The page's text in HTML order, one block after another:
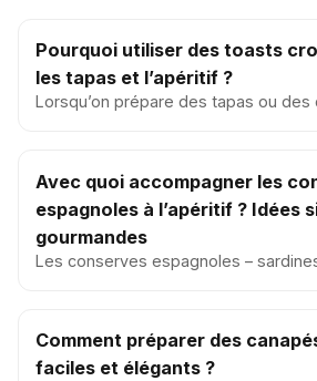
Pourquoi utiliser des toasts
les tapas et l’apéritif ?
Lorsqu’on prépare des tapas ou
Avec quoi accompagner les
espagnoles à l’apéritif ? Idées
gourmandes
Les conserves espagnoles –
Comment préparer des
faciles et élégants ?